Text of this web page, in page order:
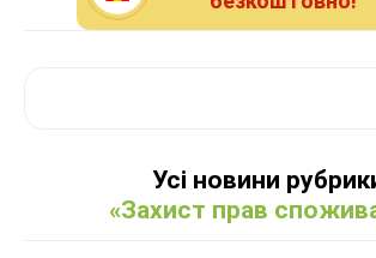
Усі новини
«Захист прав